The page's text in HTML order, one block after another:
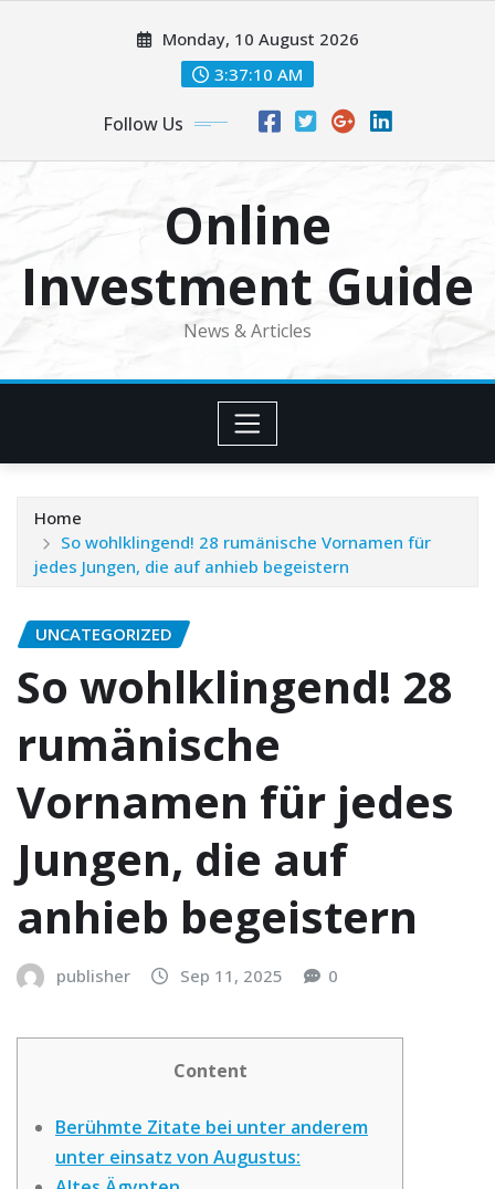
Monday, 10 August 2026
3:37:11 AM
Follow Us
Online
Investment Guide
News & Articles
Home
So wohlklingend! 28 rumänische Vornamen für
jedes Jungen, die auf anhieb begeistern
UNCATEGORIZED
So wohlklingend! 28
rumänische
Vornamen für jedes
Jungen, die auf
anhieb begeistern
publisher Sep 11, 2025 0
Content
Berühmte Zitate bei unter anderem
unter einsatz von Augustus: